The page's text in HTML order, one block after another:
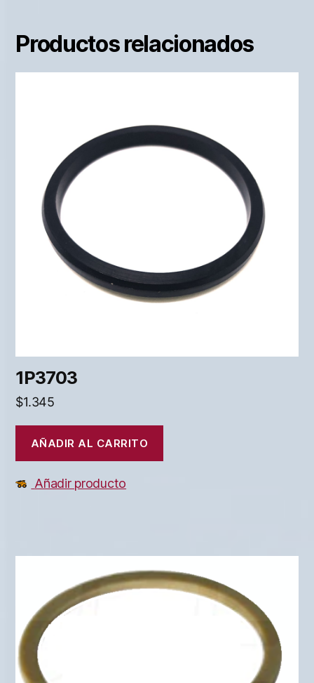
Productos relacionados
1P3703
$1.345
AÑADIR AL CARRITO
Añadir producto